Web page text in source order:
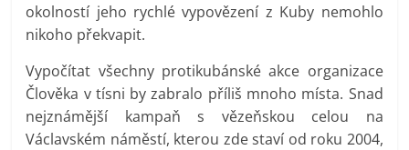
okolností jeho rychlé vypovězení z Kuby nemohlo
nikoho překvapit.
Vypočítat všechny protikubánské akce organizace
Člověka v tísni by zabralo příliš mnoho místa. Snad
nejznámější kampaň s vězeňskou celou na
Václavském náměstí, kterou zde staví od roku 2004,